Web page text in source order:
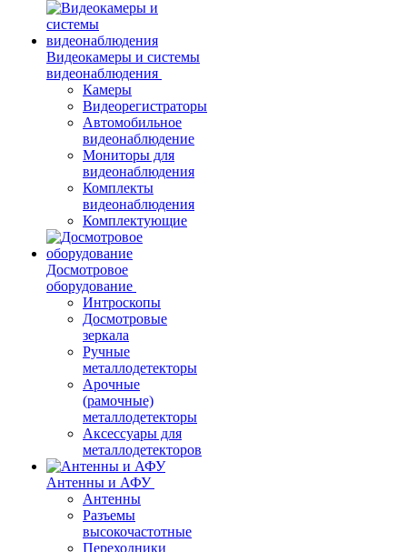
Видеокамеры и системы
видеонаблюдения
Камеры
Видеорегистраторы
Автомобильное
видеонаблюдение
Мониторы для
видеонаблюдения
Комплекты
видеонаблюдения
Комплектующие
Досмотровое
оборудование
Интроскопы
Досмотровые
зеркала
Ручные
металлодетекторы
Арочные
(рамочные)
металлодетекторы
Аксессуары для
металлодетекторов
Антенны и АФУ
Антенны
Разъемы
высокочастотные
Переходники